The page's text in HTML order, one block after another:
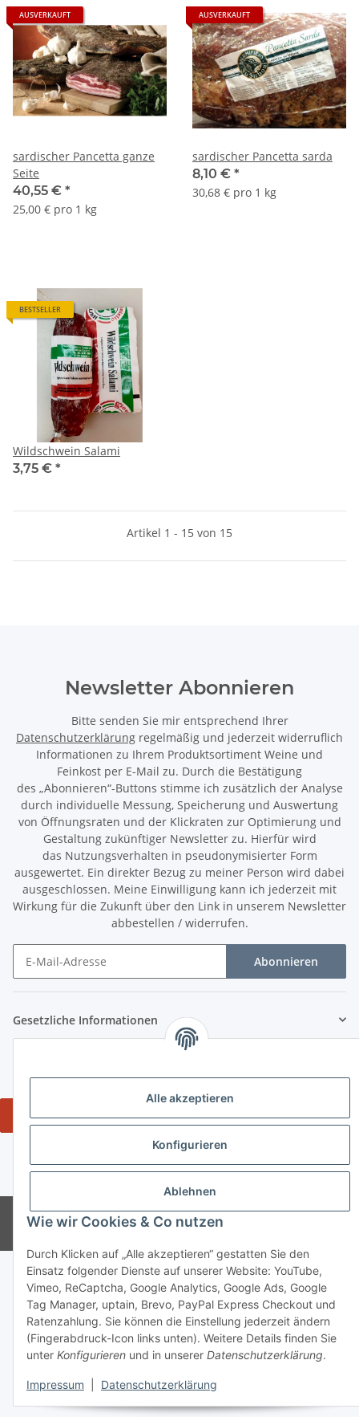
Alle akzeptieren
Konfigurieren
Ablehnen
Wie wir Cookies & Co nutzen
Durch Klicken auf „Alle akzeptieren“ gestatten Sie den
Einsatz folgender Dienste auf unserer Website: YouTube,
Vimeo, ReCaptcha, Google Analytics, Google Ads, Google
Tag Manager, uptain, Brevo, PayPal Express Checkout und
Ratenzahlung. Sie können die Einstellung jederzeit ändern
(Fingerabdruck-Icon links unten). Weitere Details finden Sie
unter Konfigurieren und in unserer Datenschutzerklärung.
Impressum Datenschutzerklärung
AUSVERKAUFT
sardischer Pancetta ganze
Seite
40,55 € *
25,00 € pro 1 kg
AUSVERKAUFT
sardischer Pancetta sarda
8,10 € *
30,68 € pro 1 kg
BESTSELLER
Wildschwein Salami
3,75 € *
Artikel 1 - 15 von 15
Newsletter Abonnieren
Bitte senden Sie mir entsprechend Ihrer
Datenschutzerklärung regelmäßig und jederzeit widerruflich
Informationen zu Ihrem Produktsortiment Weine und
Feinkost per E-Mail zu. Durch die Bestätigung
des „Abonnieren“-Buttons stimme ich zusätzlich der Analyse
durch individuelle Messung, Speicherung und Auswertung
von Öffnungsraten und der Klickraten zur Optimierung und
Gestaltung zukünftiger Newsletter zu. Hierfür wird
das Nutzungsverhalten in pseudonymisierter Form
ausgewertet. Ein direkter Bezug zu meiner Person wird dabei
ausgeschlossen. Meine Einwilligung kann ich jederzeit mit
Wirkung für die Zukunft über den Link in unserem Newsletter
abbestellen / widerrufen.
Abonnieren
Gesetzliche Informationen
Widerrufsbutton
* Alle Preise inkl. gesetzlicher USt., zzgl. Versand 5,50€, ab 120€
Personen ab 18 Jahren.
© tiposarda 2026 | Onlineshop für Lebensmittel aus Sardinien und Italien
Powered byJTL-Shop